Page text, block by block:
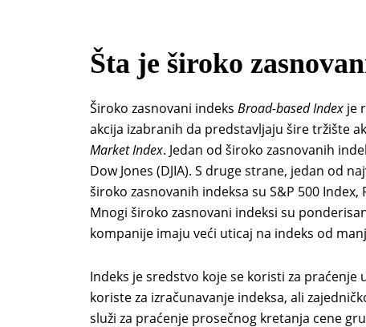
Šta je široko
Široko zasnovani indeks Broad-based Index je
akcija izabranih da predstavljaju šire tržište
Market Index. Jedan od široko zasnovanih
Dow Jones (DJIA). S druge strane, jedan od
široko zasnovanih indeksa su S&P 500 Index,
Mnogi široko zasnovani indeksi su
kompanije imaju veći uticaj na indeks od
Indeks je sredstvo koje se koristi za
koriste za izračunavanje indeksa, ali
služi za praćenje prosečnog kretanja cene